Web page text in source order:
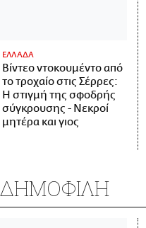
ΕΛΛΑΔΑ
Βίντεο ντοκουμέντο από
το τροχαίο στις Σέρρες:
Η στιγμή της σφοδρής
σύγκρουσης - Νεκροί
μητέρα και γιος
ΔΗΜΟΦΙΛΗ